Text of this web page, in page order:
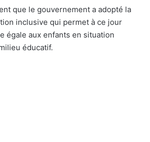
que le gouvernement a adopté la
inclusive qui permet à ce jour
égale aux enfants en situation
éducatif.